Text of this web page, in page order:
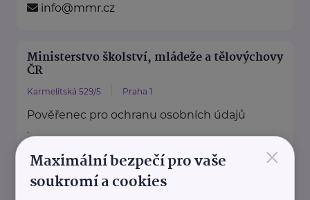
info@mmr.cz
Ministerstvo školství, mládeže a tělovýchovy
ČR
Karmelitská 529/5 Praha 1
Pověřenec pro ochranu osobních údajů
:
Mgr. Šárka Jílková,
+420 234 811 105, gdpr@msmt.cz
×
Maximální bezpečí pro vaše
soukromí a cookies